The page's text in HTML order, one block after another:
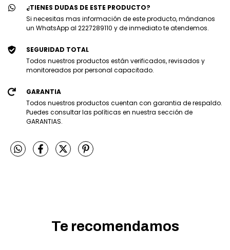
¿TIENES DUDAS DE ESTE PRODUCTO?
Si necesitas mas información de este producto, mándanos
un WhatsApp al 2227289110 y de inmediato te atendemos.
SEGURIDAD TOTAL
Todos nuestros productos están verificados, revisados y
monitoreados por personal capacitado.
GARANTIA
Todos nuestros productos cuentan con garantia de respaldo.
Puedes consultar las políticas en nuestra sección de
GARANTIAS.
Te recomendamos